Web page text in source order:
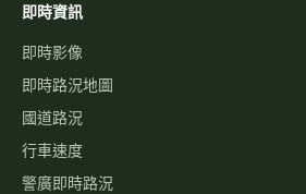
即時資訊
即時影像
即時路況地圖
國道路況
行車速度
警廣即時路況